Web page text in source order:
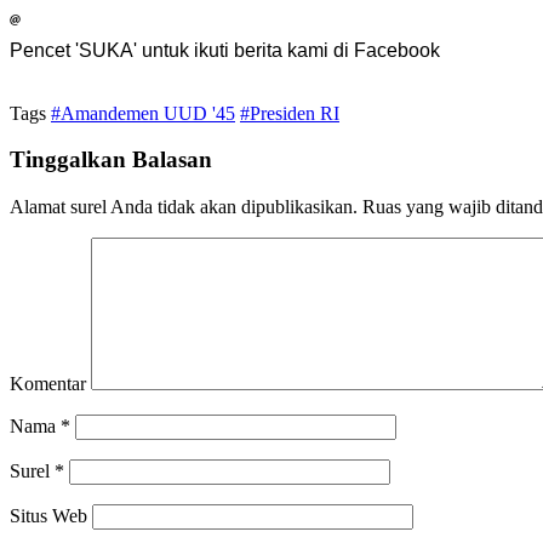
Pencet 'SUKA' untuk ikuti berita kami di Facebook
Tags #Amandemen UUD '45 #Presiden RI
Tinggalkan Balasan
Alamat surel Anda tidak akan dipublikasikan. Ruas yang wajib
Komentar
Nama *
Surel *
Situs Web